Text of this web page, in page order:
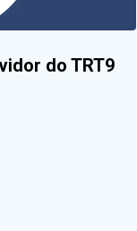
do TRT9